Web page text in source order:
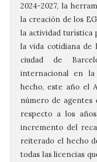
2024-2027, la
la creación de los
la actividad turística
la vida cotidiana de
ciudad de
internacional en
hecho, este año el
número de agentes
respecto a los
incremento del
reiterado el hecho
todas las licencias